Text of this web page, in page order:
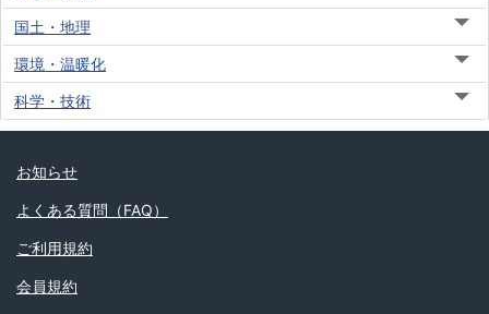
国土・地理
環境・温暖化
科学・技術
お知らせ
よくある質問（FAQ）
ご利用規約
会員規約